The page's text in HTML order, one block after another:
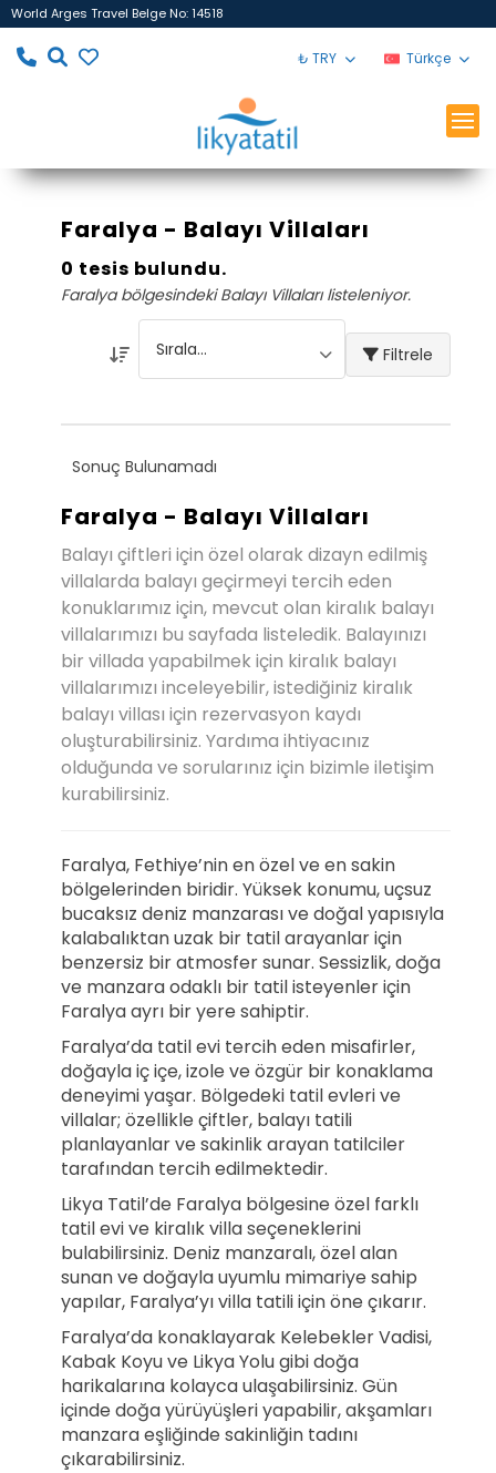
World Arges Travel Belge No: 14518
₺ TRY Türkçe
Faralya - Balayı Villaları
0 tesis bulundu.
Faralya bölgesindeki Balayı Villaları listeleniyor.
Filtrele
Sonuç Bulunamadı
Faralya - Balayı Villaları
Balayı çiftleri için özel olarak dizayn edilmiş
villalarda balayı geçirmeyi tercih eden
konuklarımız için, mevcut olan kiralık balayı
villalarımızı bu sayfada listeledik. Balayınızı
bir villada yapabilmek için kiralık balayı
villalarımızı inceleyebilir, istediğiniz kiralık
balayı villası için rezervasyon kaydı
oluşturabilirsiniz. Yardıma ihtiyacınız
olduğunda ve sorularınız için bizimle iletişim
kurabilirsiniz.
Faralya, Fethiye’nin en özel ve en sakin
bölgelerinden biridir. Yüksek konumu, uçsuz
bucaksız deniz manzarası ve doğal yapısıyla
kalabalıktan uzak bir tatil arayanlar için
benzersiz bir atmosfer sunar. Sessizlik, doğa
ve manzara odaklı bir tatil isteyenler için
Faralya ayrı bir yere sahiptir.
Faralya’da tatil evi tercih eden misafirler,
doğayla iç içe, izole ve özgür bir konaklama
deneyimi yaşar. Bölgedeki tatil evleri ve
villalar; özellikle çiftler, balayı tatili
planlayanlar ve sakinlik arayan tatilciler
tarafından tercih edilmektedir.
Likya Tatil’de Faralya bölgesine özel farklı
tatil evi ve kiralık villa seçeneklerini
bulabilirsiniz. Deniz manzaralı, özel alan
sunan ve doğayla uyumlu mimariye sahip
yapılar, Faralya’yı villa tatili için öne çıkarır.
Faralya’da konaklayarak Kelebekler Vadisi,
Kabak Koyu ve Likya Yolu gibi doğa
harikalarına kolayca ulaşabilirsiniz. Gün
içinde doğa yürüyüşleri yapabilir, akşamları
manzara eşliğinde sakinliğin tadını
çıkarabilirsiniz.